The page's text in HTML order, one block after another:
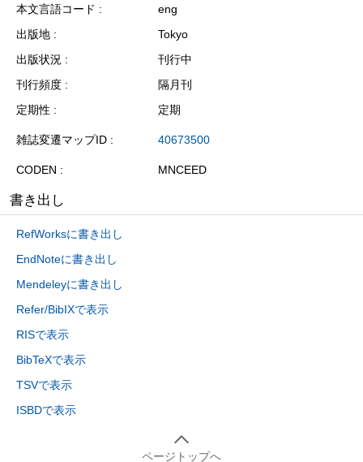
本文言語コード
eng
出版地
Tokyo
出版状況
刊行中
刊行頻度
隔月刊
定期性
定期
雑誌変遷マップID 40673500
CODEN MNCEED
書き出し
RefWorksに書き出し
EndNoteに書き出し
Mendeleyに書き出し
Refer/BibIXで表示
RISで表示
BibTeXで表示
TSVで表示
ISBDで表示
ページトップへ